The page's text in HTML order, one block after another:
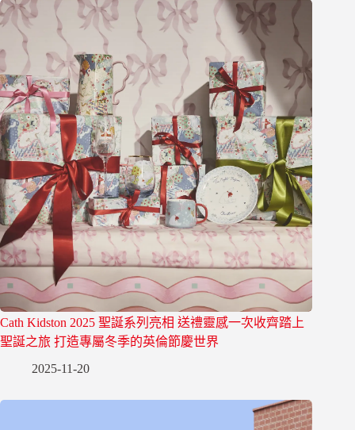
Cath Kidston 2025 聖誕系列亮相 送禮靈感一次收齊踏上
聖誕之旅 打造專屬冬季的英倫節慶世界
2025-11-20